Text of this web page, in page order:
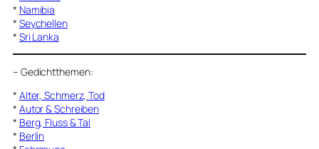
* Namibia
* Seychellen
* Sri Lanka
– Gedichtthemen:
* Alter, Schmerz, Tod
* Autor & Schreiben
* Berg, Fluss & Tal
* Berlin